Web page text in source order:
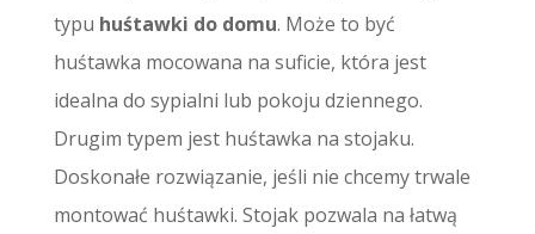
typu huśtawki do domu. Może to być
huśtawka mocowana na suficie, która jest
idealna do sypialni lub pokoju dziennego.
Drugim typem jest huśtawka na stojaku.
Doskonałe rozwiązanie, jeśli nie chcemy trwale
montować huśtawki. Stojak pozwala na łatwą